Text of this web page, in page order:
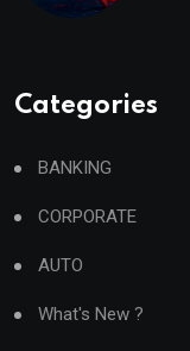
Categories
BANKING
CORPORATE
AUTO
What's New ?